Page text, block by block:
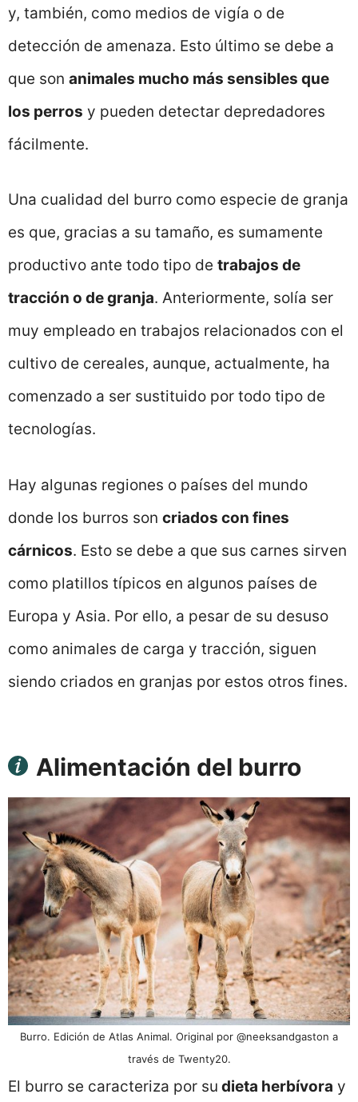
y, también, como medios de vigía o de
detección de amenaza. Esto último se debe a
que son animales mucho más sensibles que
los perros y pueden detectar depredadores
fácilmente.
Una cualidad del burro como especie de granja
es que, gracias a su tamaño, es sumamente
productivo ante todo tipo de trabajos de
tracción o de granja. Anteriormente, solía ser
muy empleado en trabajos relacionados con el
cultivo de cereales, aunque, actualmente, ha
comenzado a ser sustituido por todo tipo de
tecnologías.
Hay algunas regiones o países del mundo
donde los burros son criados con fines
cárnicos. Esto se debe a que sus carnes sirven
como platillos típicos en algunos países de
Europa y Asia. Por ello, a pesar de su desuso
como animales de carga y tracción, siguen
siendo criados en granjas por estos otros fines.
Alimentación del burro
Burro. Edición de Atlas Animal. Original por @neeksandgaston a
través de Twenty20.
El burro se caracteriza por su dieta herbívora y